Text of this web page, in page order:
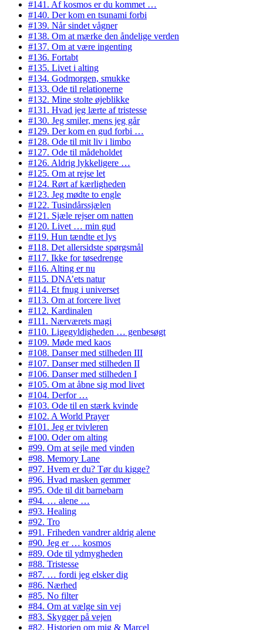
#141. Af kosmos er du kommet …
#140. Der kom en tsunami forbi
#139. Når sindet vågner
#138. Om at mærke den åndelige verden
#137. Om at være ingenting
#136. Fortabt
#135. Livet i alting
#134. Godmorgen, smukke
#133. Ode til relationerne
#132. Mine stolte øjeblikke
#131. Hvad jeg lærte af tristesse
#130. Jeg smiler, mens jeg går
#129. Der kom en gud forbi …
#128. Ode til mit liv i limbo
#127. Ode til mådeholdet
#126. Aldrig lykkeligere …
#125. Om at rejse let
#124. Rørt af kærligheden
#123. Jeg mødte to engle
#122. Tusindårssjælen
#121. Sjæle rejser om natten
#120. Livet … min gud
#119. Hun tændte et lys
#118. Det allersidste spørgsmål
#117. Ikke for tøsedrenge
#116. Alting er nu
#115. DNA’ets natur
#114. Et fnug i universet
#113. Om at forcere livet
#112. Kardinalen
#111. Nærværets magi
#110. Ligegyldigheden … genbesøgt
#109. Møde med kaos
#108. Danser med stilheden III
#107. Danser med stilheden II
#106. Danser med stilheden I
#105. Om at åbne sig mod livet
#104. Derfor …
#103. Ode til en stærk kvinde
#102. A World Prayer
#101. Jeg er tvivleren
#100. Oder om alting
#99. Om at sejle med vinden
#98. Memory Lane
#97. Hvem er du? Tør du kigge?
#96. Hvad masken gemmer
#95. Ode til dit barnebarn
#94. … alene …
#93. Healing
#92. Tro
#91. Friheden vandrer aldrig alene
#90. Jeg er … kosmos
#89. Ode til ydmygheden
#88. Tristesse
#87. … fordi jeg elsker dig
#86. Nærhed
#85. No filter
#84. Om at vælge sin vej
#83. Skygger på vejen
#82. Historien om mig & Marcel